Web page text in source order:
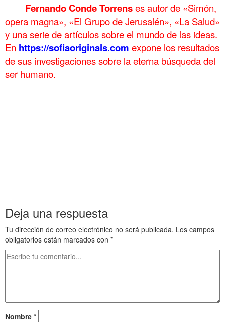
Fernando Conde Torrenses autor de «Simón,
opera magna», «El Grupo de Jerusalén», «La Salud»
y una serie de artículos sobre el mundo de las ideas.
En https://sofiaoriginals.com expone los resultados
de sus investigaciones sobre la eterna búsqueda del
ser humano.
Deja una respuesta
Tu dirección de correo electrónico no será publicada. Los campos
obligatorios están marcados con *
Nombre *